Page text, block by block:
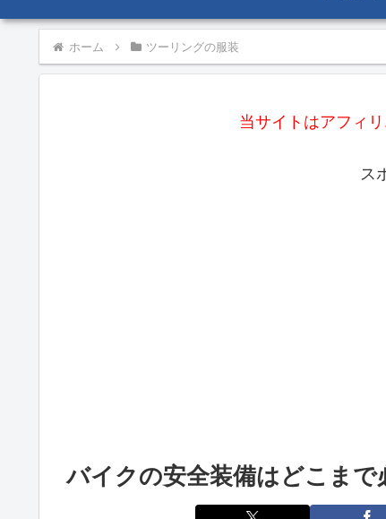
ホーム ツーリングの服装
当サイトはアフィ
ス
バイクの安全装備はどこまで